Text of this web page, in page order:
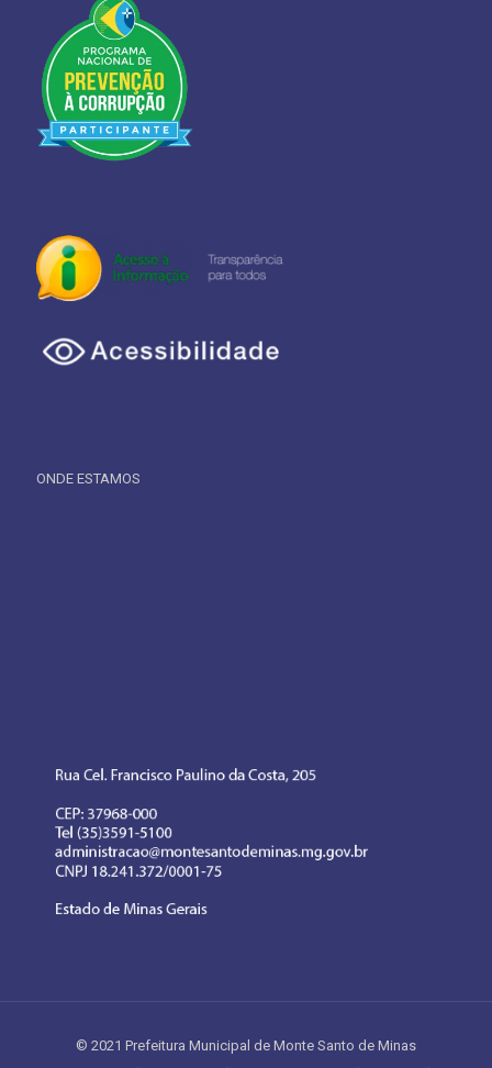
ONDE ESTAMOS
© 2021 Prefeitura Municipal de Monte Santo de Minas